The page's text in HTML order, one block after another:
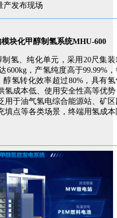
产发布现场
块化甲醇制氢系统MHU-600
氢、纯化单元，采用20尺集装
600kg，产氢纯度高于99.99%，
氢转化效率超过80%，具有氢
氢成本低、使用安全性高等优势
用于油气氢电综合能源站、矿区
填点等各类场景，终端用氢成本